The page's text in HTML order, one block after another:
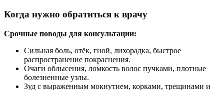
Когда нужно обратиться к врачу
Срочные поводы для консультации:
Сильная боль, отёк, гной, лихорадка, быстрое
распространение покраснения.
Очаги облысения, ломкость волос пучками, плотные
болезненные узлы.
Зуд с выраженным мокнутием, корками, трещинами и